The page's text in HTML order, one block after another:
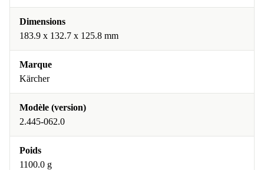
Dimensions
183.9 x 132.7 x 125.8 mm
Marque
Kärcher
Modèle (version)
2.445-062.0
Poids
1100.0 g